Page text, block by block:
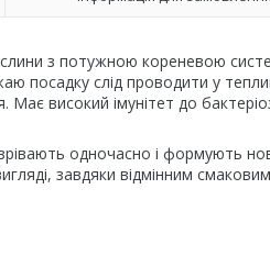
з потужною кореневою
посадку слід проводити у
Має високий імунітет до
одночасно і формують
завдяки відмінним смаковим